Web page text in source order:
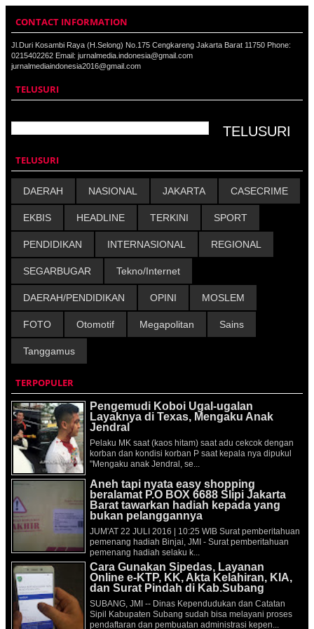
CONTACT INFORMATION
Jl.Duri Kosambi Raya (H.Selong) No.175 Cengkareng Jakarta Barat 11750 Phone:
0215402262 Email: jurnalmedia.indonesia@gmail.com
jurnalmediaindonesia2016@gmail.com
TELUSURI
TELUSURI
DAERAH NASIONAL JAKARTA CASECRIME
EKBIS HEADLINE TERKINI SPORT
PENDIDIKAN INTERNASIONAL REGIONAL
SEGARBUGAR Tekno/Internet
DAERAH/PENDIDIKAN OPINI MOSLEM
FOTO Otomotif Megapolitan Sains
Tanggamus
TERPOPULER
Pengemudi Koboi Ugal-ugalan
Layaknya di Texas, Mengaku Anak
Jendral
Pelaku MK saat (kaos hitam) saat adu cekcok dengan
korban dan kondisi korban P saat kepala nya dipukul
"Mengaku anak Jendral, se...
Aneh tapi nyata easy shopping
beralamat P.O BOX 6688 Slipi Jakarta
Barat tawarkan hadiah kepada yang
bukan pelanggannya
JUM'AT 22 JULI 2016 | 10:25 WIB Surat pemberitahuan
pemenang hadiah Binjai, JMI - Surat pemberitahuan
pemenang hadiah selaku k...
Cara Gunakan Sipedas, Layanan
Online e-KTP, KK, Akta Kelahiran, KIA,
dan Surat Pindah di Kab.Subang
SUBANG, JMI -- Dinas Kependudukan dan Catatan
Sipil Kabupaten Subang sudah bisa melayani proses
pendaftaran dan pembuatan administrasi kepen...